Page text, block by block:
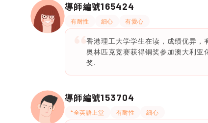
導師編號165424
有耐性 細心 有愛心
香港理工大学学生在读，成绩优异
奥林匹克竞赛获得铜奖参加澳大利亚
奖.
導師編號153704
*全英語上堂 有耐性 細心